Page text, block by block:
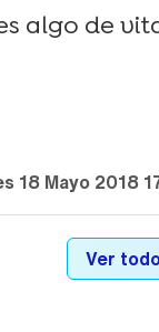
algo de
18 Mayo 2018
Ver